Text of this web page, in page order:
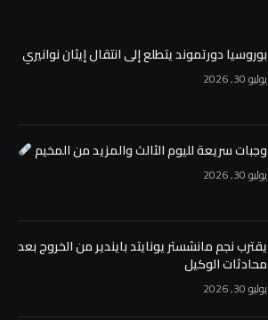
بوروسيا دورتموند يتطلع إلى انتقال إيثان نوانيري
يوليو 30, 2026
وجبات سريعة لليوم الثالث والمزيد من المخيم
يوليو 30, 2026
يقترب نجم مانشستر يونايتد بايندير من الخروج بعد
محادثات الوكيل
يوليو 30, 2026